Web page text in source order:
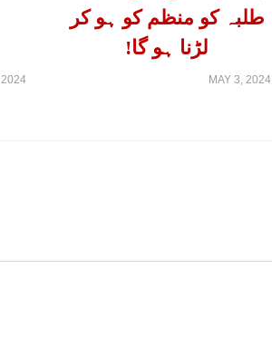
2024
طلبہ کو منظم کو ہو کر
لڑنا ہو گا!
MAY 3, 2024